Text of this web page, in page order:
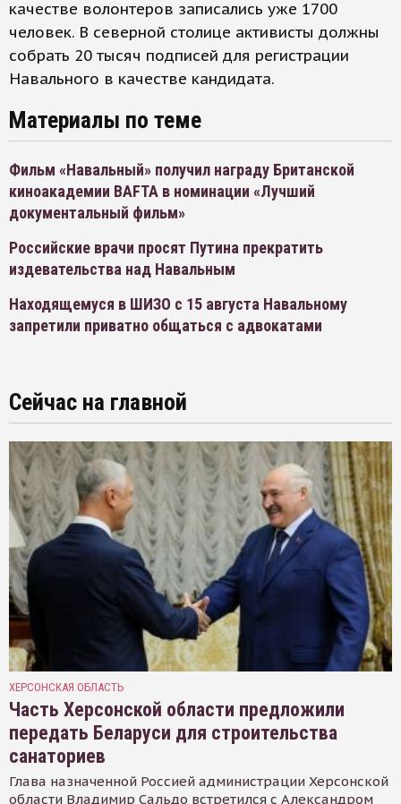
качестве волонтеров записались уже 1700
человек. В северной столице активисты должны
собрать 20 тысяч подписей для регистрации
Навального в качестве кандидата.
Материалы по теме
Фильм «Навальный» получил награду Британской
киноакадемии BAFTA в номинации «Лучший
документальный фильм»
Российские врачи просят Путина прекратить
издевательства над Навальным
Находящемуся в ШИЗО с 15 августа Навальному
запретили приватно общаться с адвокатами
Сейчас на главной
ХЕРСОНСКАЯ ОБЛАСТЬ
Часть Херсонской области предложили
передать Беларуси для строительства
санаториев
Глава назначенной Россией администрации Херсонской
области Владимир Сальдо встретился с Александром